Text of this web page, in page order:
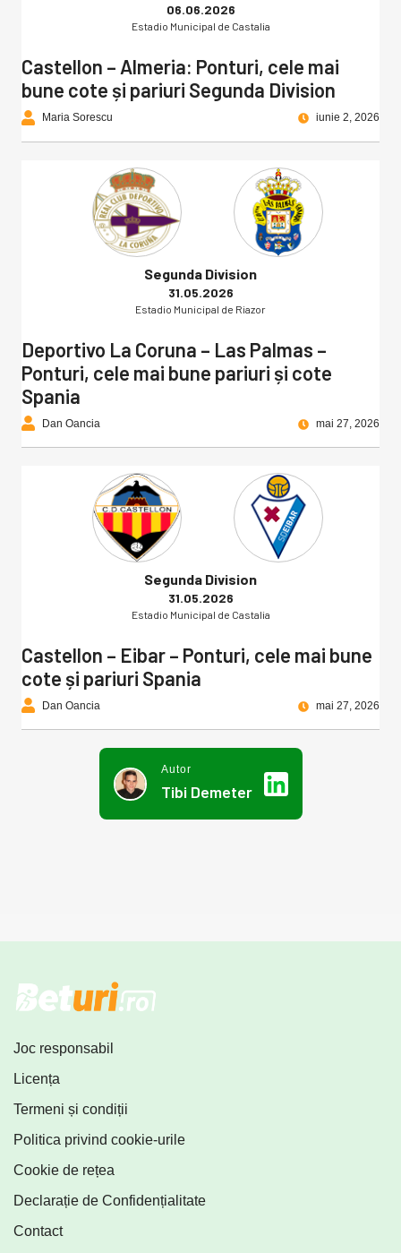
06.06.2026
Estadio Municipal de Castalia
Castellon – Almeria: Ponturi, cele mai
bune cote și pariuri Segunda Division
Maria Sorescu iunie 2, 2026
Segunda Division
31.05.2026
Estadio Municipal de Riazor
Deportivo La Coruna – Las Palmas –
Ponturi, cele mai bune pariuri și cote
Spania
Dan Oancia mai 27, 2026
Segunda Division
31.05.2026
Estadio Municipal de Castalia
Castellon – Eibar – Ponturi, cele mai bune
cote și pariuri Spania
Dan Oancia mai 27, 2026
Autor
Tibi Demeter
Joc responsabil
Licența
Termeni și condiții
Politica privind cookie-urile
Cookie de rețea
Declarație de Confidențialitate
Contact